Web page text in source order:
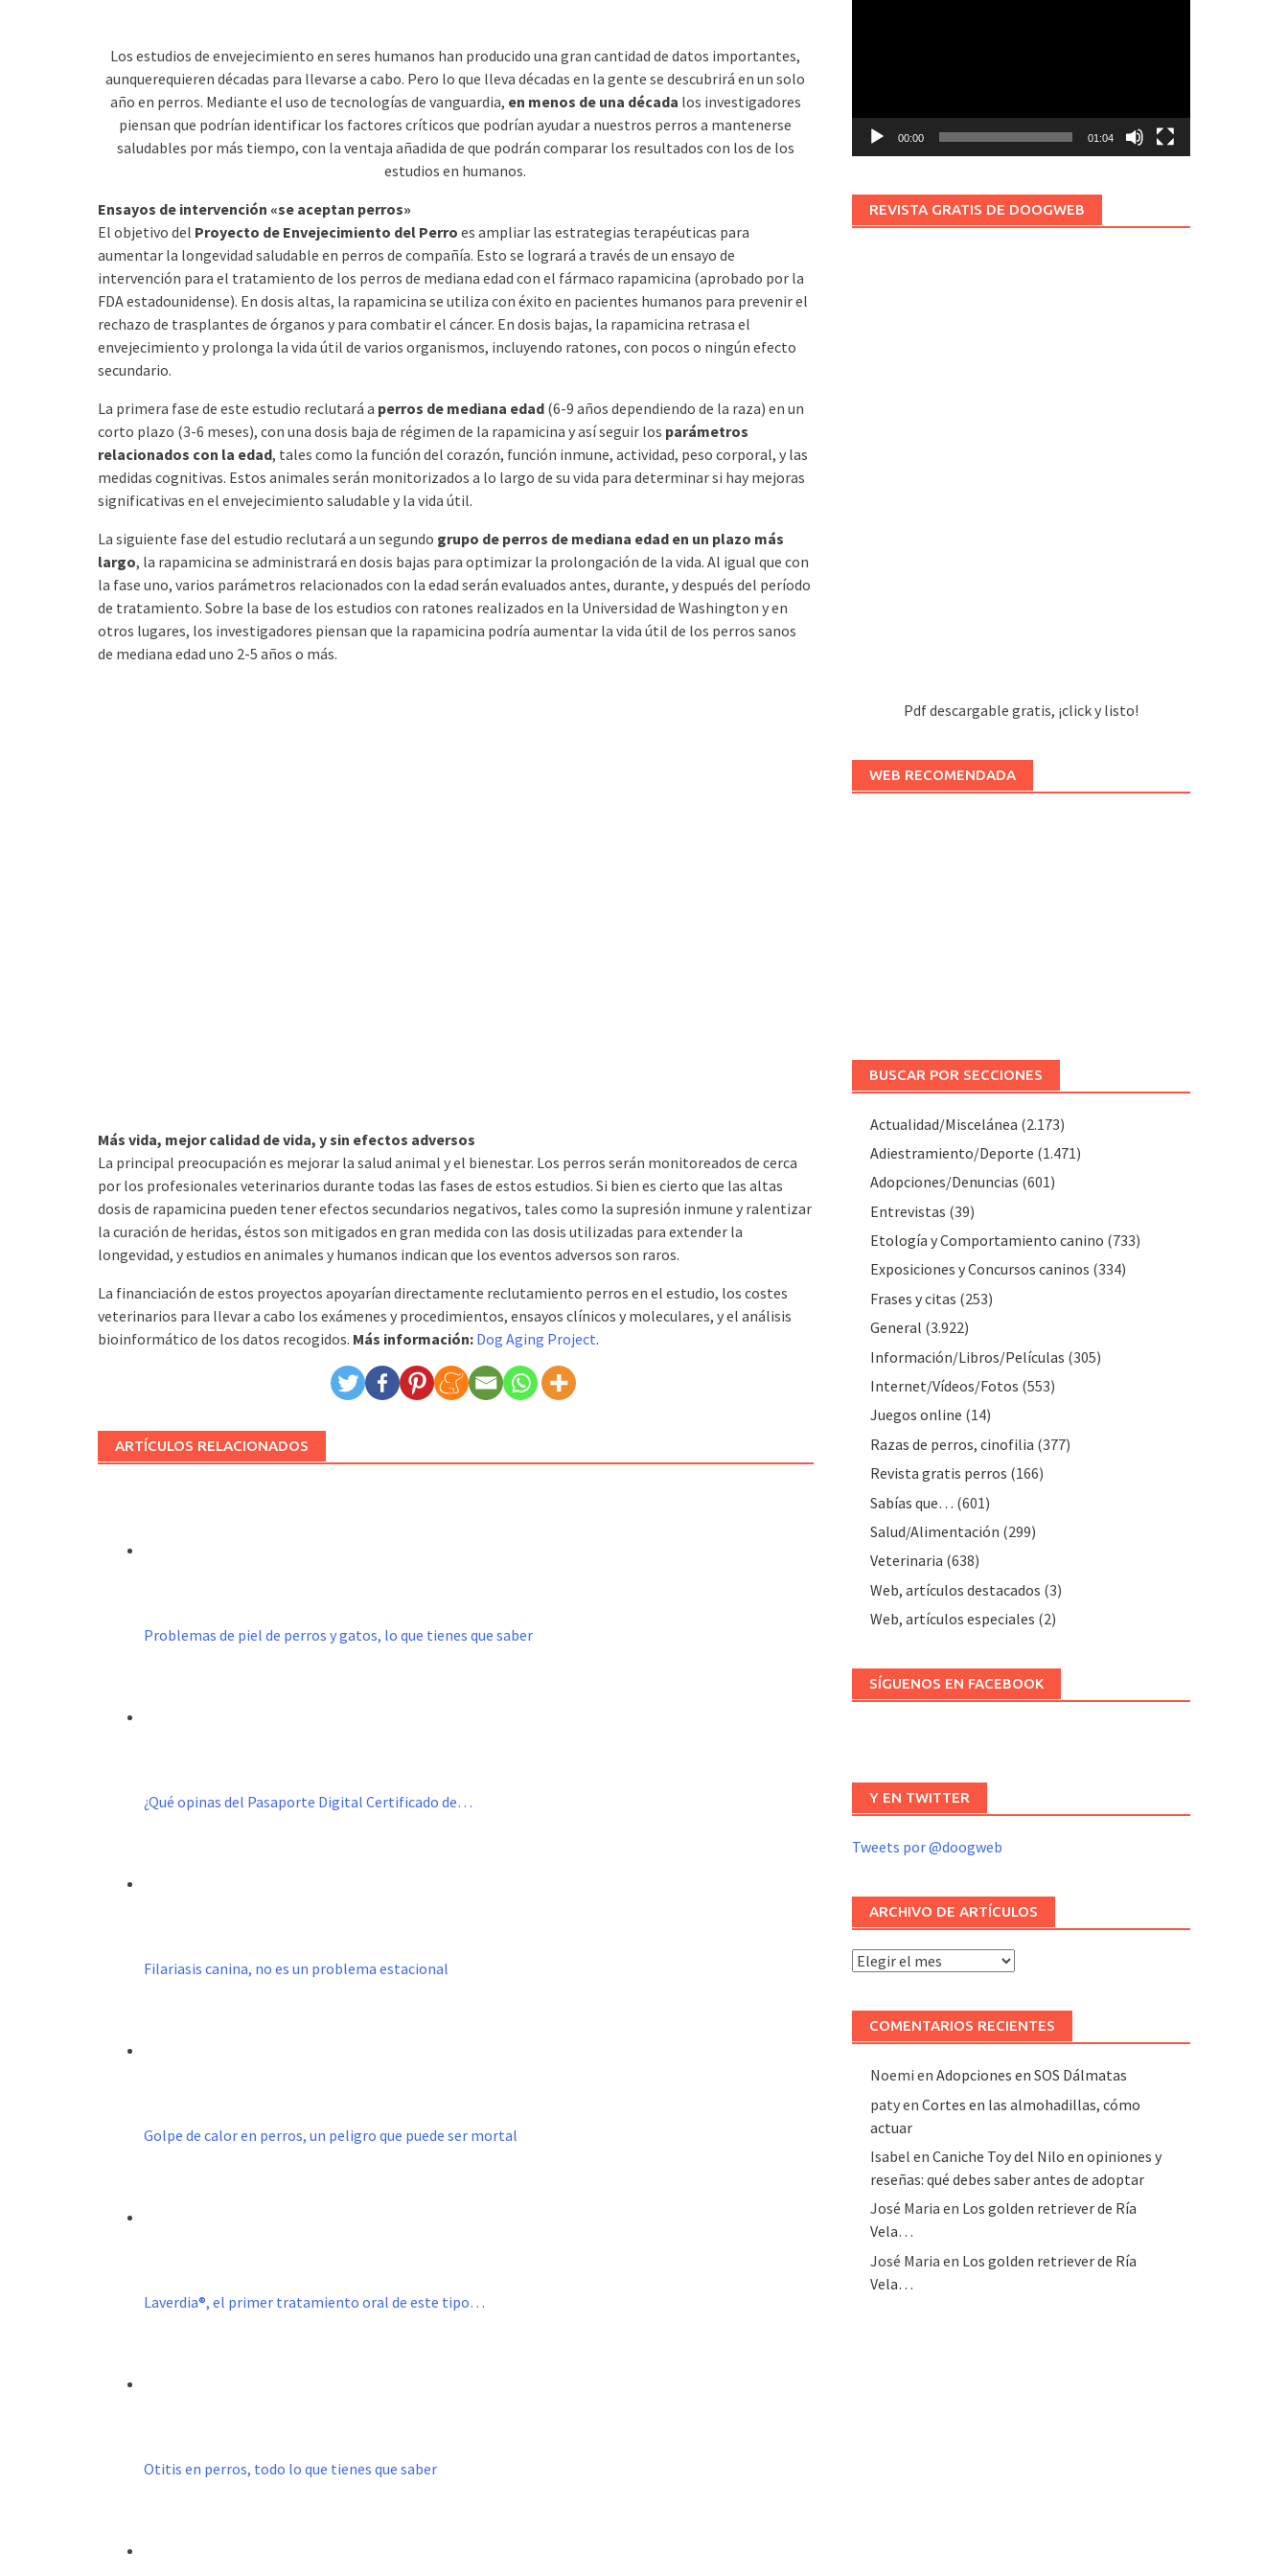
Los estudios de envejecimiento en seres humanos han producido una gran cantidad de datos importantes,
aunquerequieren décadas para llevarse a cabo. Pero lo que lleva décadas en la gente se descubrirá en un solo
año en perros. Mediante el uso de tecnologías de vanguardia, en menos de una década los investigadores
piensan que podrían identificar los factores críticos que podrían ayudar a nuestros perros a mantenerse
saludables por más tiempo, con la ventaja añadida de que podrán comparar los resultados con los de los
estudios en humanos.
Ensayos de intervención «se aceptan perros»
El objetivo del Proyecto de Envejecimiento del Perro es ampliar las estrategias terapéuticas para
aumentar la longevidad saludable en perros de compañía. Esto se logrará a través de un ensayo de
intervención para el tratamiento de los perros de mediana edad con el fármaco rapamicina (aprobado por la
FDA estadounidense). En dosis altas, la rapamicina se utiliza con éxito en pacientes humanos para prevenir el
rechazo de trasplantes de órganos y para combatir el cáncer. En dosis bajas, la rapamicina retrasa el
envejecimiento y prolonga la vida útil de varios organismos, incluyendo ratones, con pocos o ningún efecto
secundario.
La primera fase de este estudio reclutará a perros de mediana edad (6-9 años dependiendo de la raza) en un
corto plazo (3-6 meses), con una dosis baja de régimen de la rapamicina y así seguir los parámetros
relacionados con la edad, tales como la función del corazón, función inmune, actividad, peso corporal, y las
medidas cognitivas. Estos animales serán monitorizados a lo largo de su vida para determinar si hay mejoras
significativas en el envejecimiento saludable y la vida útil.
La siguiente fase del estudio reclutará a un segundo grupo de perros de mediana edad en un plazo más
largo, la rapamicina se administrará en dosis bajas para optimizar la prolongación de la vida. Al igual que con
la fase uno, varios parámetros relacionados con la edad serán evaluados antes, durante, y después del período
de tratamiento. Sobre la base de los estudios con ratones realizados en la Universidad de Washington y en
otros lugares, los investigadores piensan que la rapamicina podría aumentar la vida útil de los perros sanos
de mediana edad uno 2-5 años o más.
Más vida, mejor calidad de vida, y sin efectos adversos
La principal preocupación es mejorar la salud animal y el bienestar. Los perros serán monitoreados de cerca
por los profesionales veterinarios durante todas las fases de estos estudios. Si bien es cierto que las altas
dosis de rapamicina pueden tener efectos secundarios negativos, tales como la supresión inmune y ralentizar
la curación de heridas, éstos son mitigados en gran medida con las dosis utilizadas para extender la
longevidad, y estudios en animales y humanos indican que los eventos adversos son raros.
La financiación de estos proyectos apoyarían directamente reclutamiento perros en el estudio, los costes
veterinarios para llevar a cabo los exámenes y procedimientos, ensayos clínicos y moleculares, y el análisis
bioinformático de los datos recogidos. Más información: Dog Aging Project.
ARTÍCULOS RELACIONADOS
Problemas de piel de perros y gatos, lo que tienes que saber
¿Qué opinas del Pasaporte Digital Certificado de…
Filariasis canina, no es un problema estacional
Golpe de calor en perros, un peligro que puede ser mortal
Laverdia®, el primer tratamiento oral de este tipo…
Otitis en perros, todo lo que tienes que saber
00:00 01:04
REVISTA GRATIS DE DOOGWEB
Pdf descargable gratis, ¡click y listo!
WEB RECOMENDADA
BUSCAR POR SECCIONES
Actualidad/Miscelánea (2.173)
Adiestramiento/Deporte (1.471)
Adopciones/Denuncias (601)
Entrevistas (39)
Etología y Comportamiento canino (733)
Exposiciones y Concursos caninos (334)
Frases y citas (253)
General (3.922)
Información/Libros/Películas (305)
Internet/Vídeos/Fotos (553)
Juegos online (14)
Razas de perros, cinofilia (377)
Revista gratis perros (166)
Sabías que… (601)
Salud/Alimentación (299)
Veterinaria (638)
Web, artículos destacados (3)
Web, artículos especiales (2)
SÍGUENOS EN FACEBOOK
Y EN TWITTER
Tweets por @doogweb
ARCHIVO DE ARTÍCULOS
Archivo
artículos
COMENTARIOS RECIENTES
Noemi en Adopciones en SOS Dálmatas
patyen Cortes en las almohadillas, cómo
actuar
Isabel en Caniche Toy del Nilo en opiniones y
reseñas: qué debes saber antes de adoptar
José Maria en Los golden retriever de Ría
Vela…
José Maria en Los golden retriever de Ría
Vela…